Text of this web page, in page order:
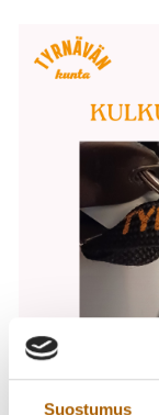
Suostumus